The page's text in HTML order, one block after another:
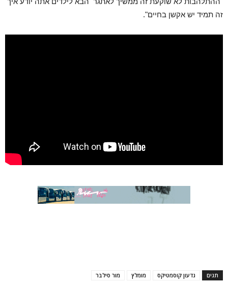
זה תמיד יש אקשן בחיים".
תגים גדעון קוסמטיקס מומלץ מור סילבר